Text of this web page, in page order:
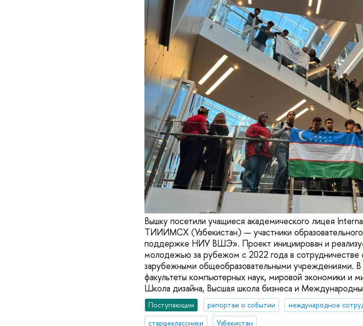
Вышку посетили учащиеся академического лицея
ТИИИМСХ (Узбекистан) — участники
поддержке НИУ ВШЭ». Проект инициирован и
молодежью за рубежом с 2022 года в
зарубежными общеобразовательными учреждениями. В
факультеты компьютерных наук, мировой экономики и
Школа дизайна, Высшая школа бизнеса и
Поступающим репортаж о событии
международное
старшеклассники
Узбекистан